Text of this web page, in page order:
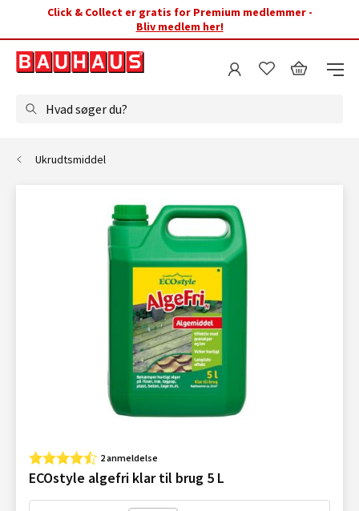
Click & Collect er gratis for Premium medlemmer -
Bliv medlem her!
Hvad søger du?
Ukrudtsmiddel
2 anmeldelse
ECOstyle algefri klar til brug 5 L